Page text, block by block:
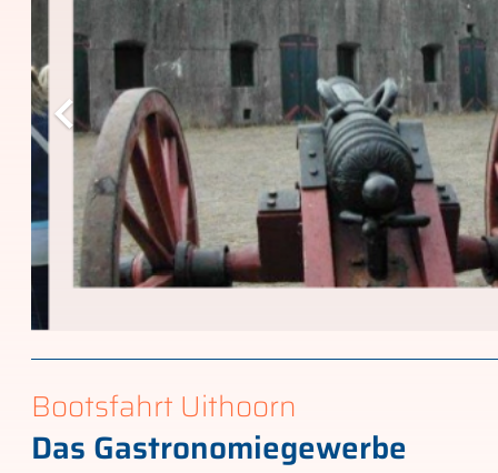
Bootsfahrt Uithoorn
Das Gastronomiegewerbe